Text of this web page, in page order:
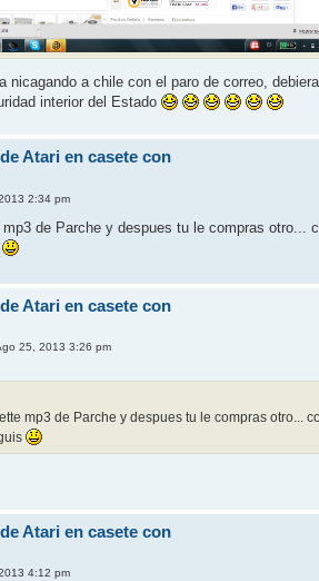
nicagando a chile con el paro de correo,
interior del Estado
Atari en casete con
2:34 pm
de Parche y despues tu le compras otro...
Atari en casete con
25, 2013 3:26 pm
mp3 de Parche y despues tu le compras otro...
Atari en casete con
4:12 pm